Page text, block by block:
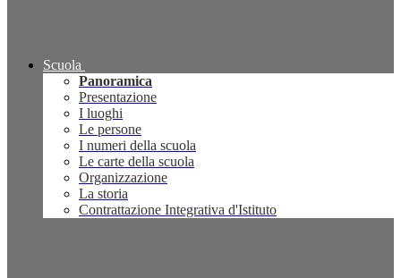
Scuola
Panoramica
Presentazione
I luoghi
Le persone
I numeri della scuola
Le carte della scuola
Organizzazione
La storia
Contrattazione Integrativa d'Istituto